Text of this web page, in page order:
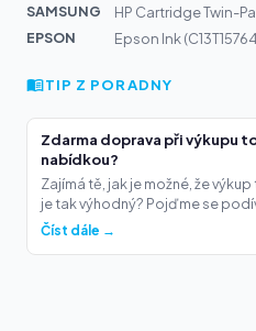
SAMSUNG
HP Cartridge Twin-
EPSON
Epson Ink
TIP Z PORADNY
Zdarma doprava při výkupu
nabídkou?
Zajímá tě, jak je možné, že
je tak výhodný? Pojďme se
Číst dále →